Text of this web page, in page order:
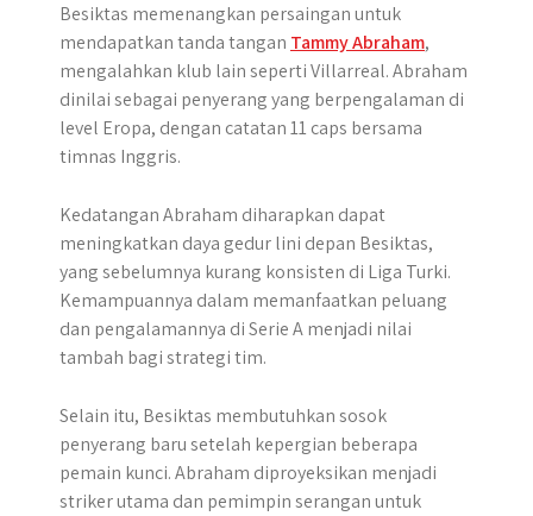
Besiktas memenangkan persaingan untuk
mendapatkan tanda tangan Tammy Abraham,
mengalahkan klub lain seperti Villarreal. Abraham
dinilai sebagai penyerang yang berpengalaman di
level Eropa, dengan catatan 11 caps bersama
timnas Inggris.
Kedatangan Abraham diharapkan dapat
meningkatkan daya gedur lini depan Besiktas,
yang sebelumnya kurang konsisten di Liga Turki.
Kemampuannya dalam memanfaatkan peluang
dan pengalamannya di Serie A menjadi nilai
tambah bagi strategi tim.
Selain itu, Besiktas membutuhkan sosok
penyerang baru setelah kepergian beberapa
pemain kunci. Abraham diproyeksikan menjadi
striker utama dan pemimpin serangan untuk